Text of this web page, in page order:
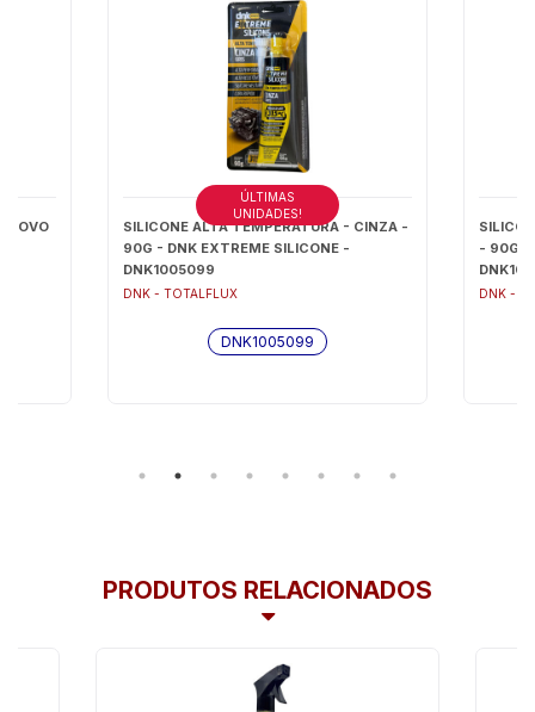
NOVO
SILICONE ALTA TEMPERATURA - CINZA -
90G - DNK EXTREME SILICONE -
DNK1005099
DNK - TOTALFLUX
ÚLTIMAS
UNIDADES!
DNK1005099
- 90G -
DNK -
PRODUTOS RELACIONADOS